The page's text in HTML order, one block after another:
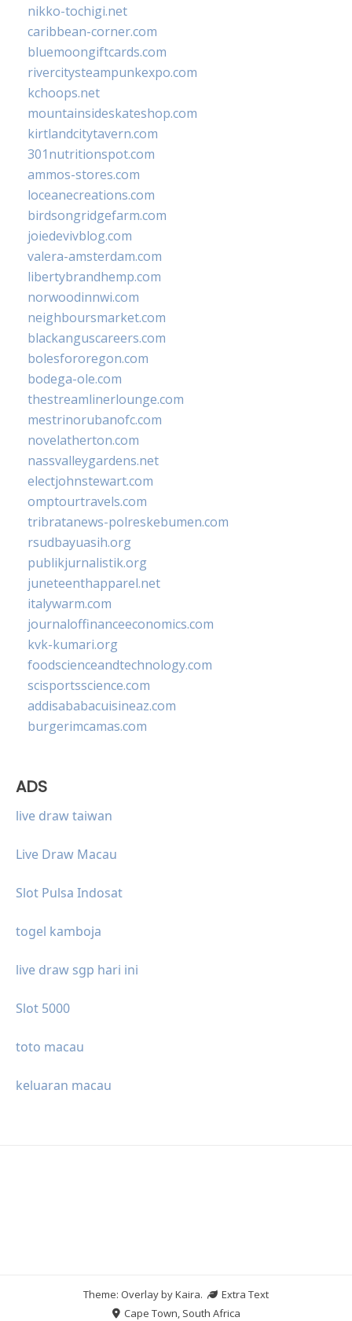
nikko-tochigi.net
caribbean-corner.com
bluemoongiftcards.com
rivercitysteampunkexpo.com
kchoops.net
mountainsideskateshop.com
kirtlandcitytavern.com
301nutritionspot.com
ammos-stores.com
loceanecreations.com
birdsongridgefarm.com
joiedevivblog.com
valera-amsterdam.com
libertybrandhemp.com
norwoodinnwi.com
neighboursmarket.com
blackanguscareers.com
bolesfororegon.com
bodega-ole.com
thestreamlinerlounge.com
mestrinorubanofc.com
novelatherton.com
nassvalleygardens.net
electjohnstewart.com
omptourtravels.com
tribratanews-polreskebumen.com
rsudbayuasih.org
publikjurnalistik.org
juneteenthapparel.net
italywarm.com
journaloffinanceeconomics.com
kvk-kumari.org
foodscienceandtechnology.com
scisportsscience.com
addisababacuisineaz.com
burgerimcamas.com
ADS
live draw taiwan
Live Draw Macau
Slot Pulsa Indosat
togel kamboja
live draw sgp hari ini
Slot 5000
toto macau
keluaran macau
Theme: Overlay byKaira.
Extra Text
Cape Town, South Africa